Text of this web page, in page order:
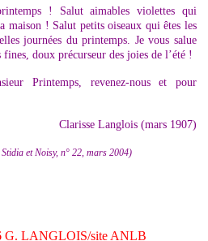
! Salut aimables violettes qui
maison ! Salut petits oiseaux qui êtes les
journées du printemps. Je vous salue
doux précurseur des joies de l’été !
Printemps, revenez-nous et pour
Clarisse Langlois (mars 1907)
et Noisy, n° 22, mars 2004)
G. LANGLOIS/site ANLB